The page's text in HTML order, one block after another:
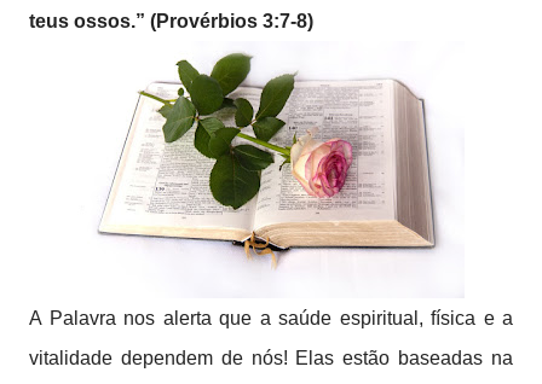
teus ossos.” (Provérbios 3:7-8)
A Palavra nos alerta que a saúde espiritual, física e a
vitalidade dependem de nós! Elas estão baseadas na